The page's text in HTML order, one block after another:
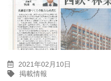
2021年02月10日
掲載情報